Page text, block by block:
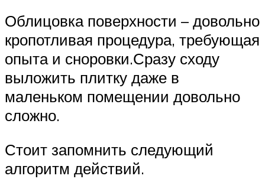
Облицовка поверхности – довольно
кропотливая процедура, требующая
опыта и сноровки.Сразу сходу
выложить плитку даже в
маленьком помещении довольно
сложно.
Стоит запомнить следующий
алгоритм действий.